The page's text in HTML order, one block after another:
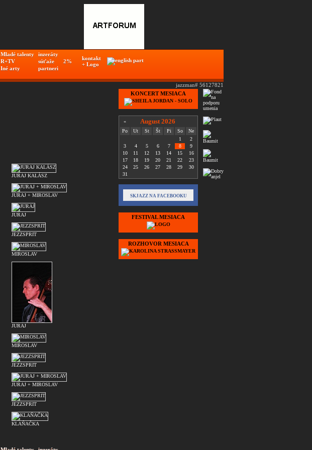
Mladé talenty
inzeráty
2%
kontakt
+ Logo
R+TV
súťaže
Iné arty partneri
jazzman# 56127821
JURAJ KALÁSZ
JURAJ + MIROSLAV
JURAJ
JEZZSPRIT
MIROSLAV
JURAJ
MIROSLAV
JEZZSPRIT
JURAJ + MIROSLAV
JEZZSPRIT
KLAŇAČKA
KONCERT MESIACA
« August 2026
Po Ut St Št Pi So
Ne
1
2
3
4 5 6 7 8
9
10
11 12 13 14 15
16
17
18 19 20 21 22
23
24
25 26 27 28 29
30
31
SKJAZZ NA FACEBOOKU
FESTIVAL MESIACA
ROZHOVOR MESIACA